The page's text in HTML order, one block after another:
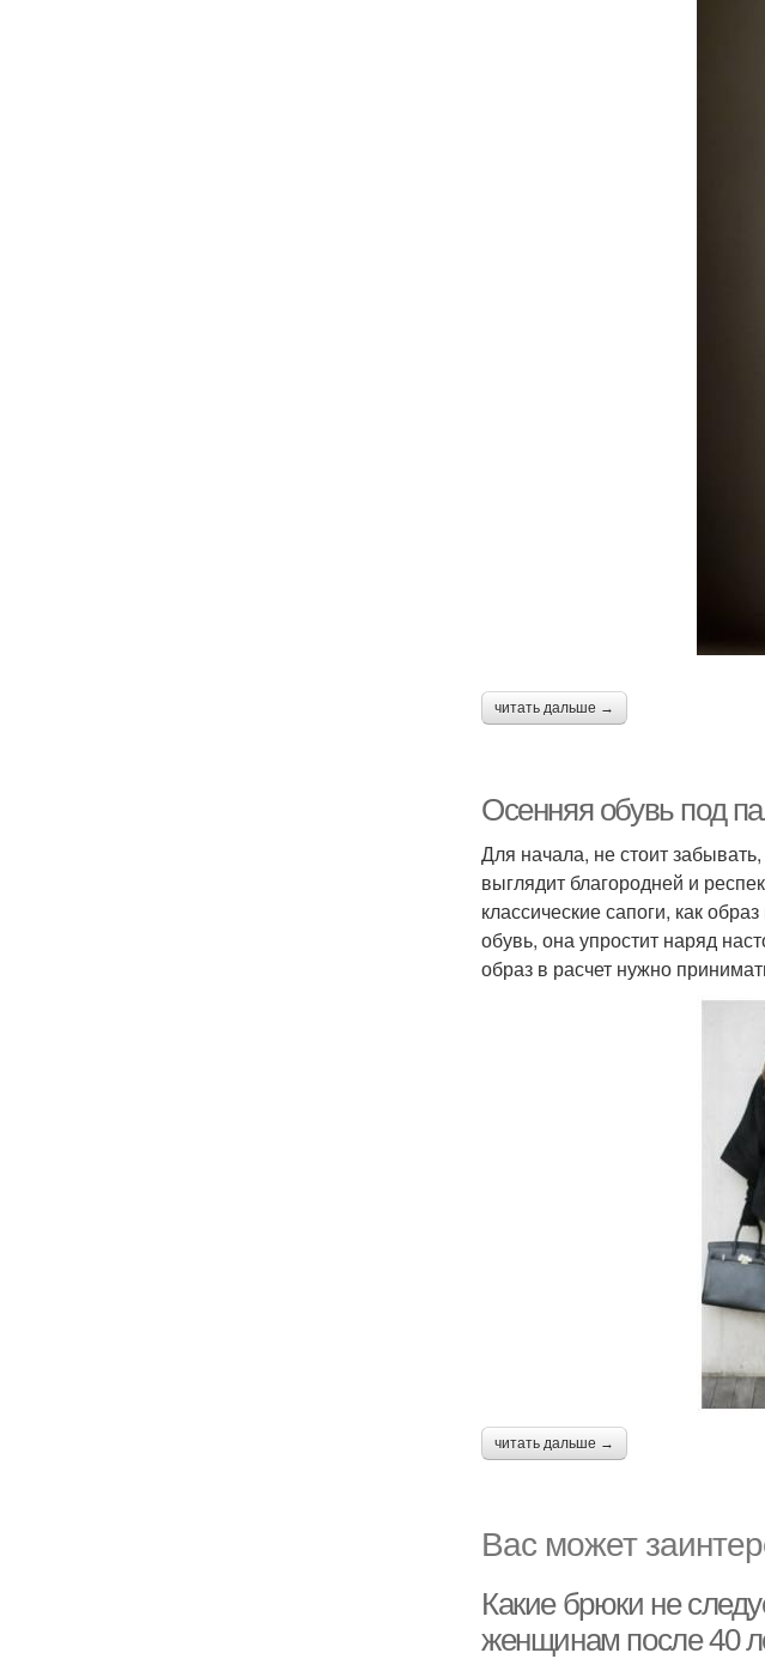
читать дальше →
Осенняя обувь под
Для начала, не стоит
выглядит благородней и
классические сапоги, как
обувь, она упростит наряд
образ в расчет нужно
читать дальше →
Вас может
Какие брюки не
женщинам после 40